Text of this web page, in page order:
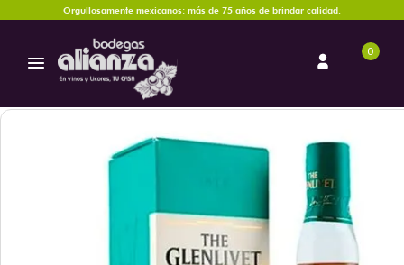
Orgullosamente mexicanos: más de 75 años de brindar calidad.
0